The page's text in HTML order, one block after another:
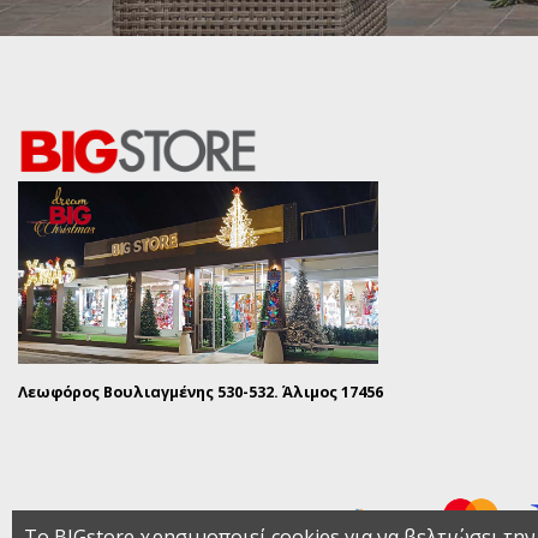
Λεωφόρος Βουλιαγμένης 530-532. Άλιμος 17456